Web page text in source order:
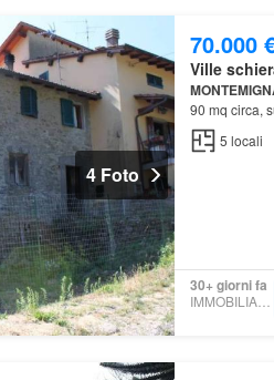
4 Foto
70.000
Ville
90 mq circa,
5 locali
30+ giorni fa
IMMOBILIARE.IT